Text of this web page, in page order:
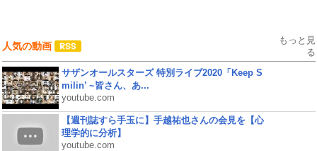
人気の動画
もっと見
る
サザンオールスターズ 特別ライブ2020「Keep S
milin’ ~皆さん、あ...
youtube.com
【週刊誌すら手玉に】手越祐也さんの会見を【心
理学的に分析】
youtube.com